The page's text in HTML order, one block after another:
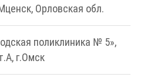
Орловская обл.
поликлиника № 5»,
г.Омск